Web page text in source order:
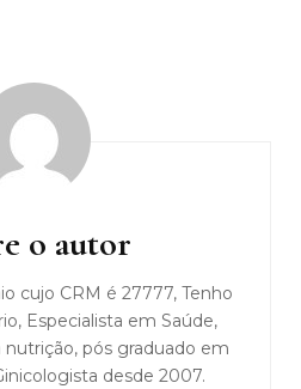
o autor
cujo CRM é 27777, Tenho
Especialista em Saúde,
pós graduado em
desde 2007.